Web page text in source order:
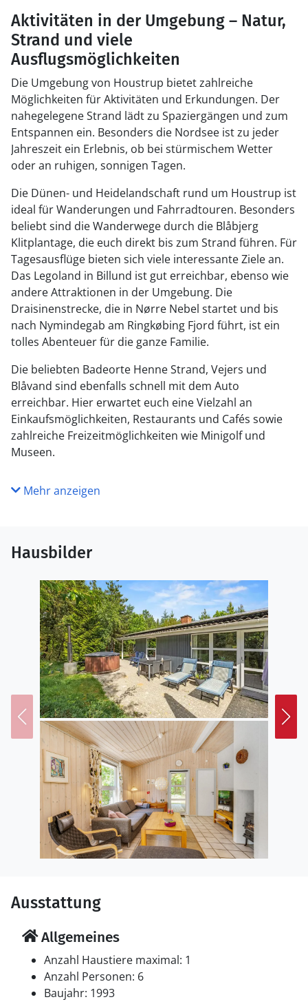
Aktivitäten in der Umgebung – Natur,
Strand und viele
Ausflugsmöglichkeiten
Die Umgebung von Houstrup bietet zahlreiche
Möglichkeiten für Aktivitäten und Erkundungen. Der
nahegelegene Strand lädt zu Spaziergängen und zum
Entspannen ein. Besonders die Nordsee ist zu jeder
Jahreszeit ein Erlebnis, ob bei stürmischem Wetter
oder an ruhigen, sonnigen Tagen.
Die Dünen- und Heidelandschaft rund um Houstrup ist
ideal für Wanderungen und Fahrradtouren. Besonders
beliebt sind die Wanderwege durch die Blåbjerg
Klitplantage, die euch direkt bis zum Strand führen. Für
Tagesausflüge bieten sich viele interessante Ziele an.
Das Legoland in Billund ist gut erreichbar, ebenso wie
andere Attraktionen in der Umgebung. Die
Draisinenstrecke, die in Nørre Nebel startet und bis
nach Nymindegab am Ringkøbing Fjord führt, ist ein
tolles Abenteuer für die ganze Familie.
Die beliebten Badeorte Henne Strand, Vejers und
Blåvand sind ebenfalls schnell mit dem Auto
erreichbar. Hier erwartet euch eine Vielzahl an
Einkaufsmöglichkeiten, Restaurants und Cafés sowie
zahlreiche Freizeitmöglichkeiten wie Minigolf und
Museen.
Mehr anzeigen
Hausbilder
Ausstattung
Allgemeines
Anzahl Haustiere maximal: 1
Anzahl Personen: 6
Baujahr: 1993